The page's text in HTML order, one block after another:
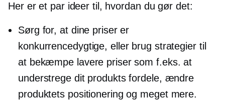
Her er et par ideer til, hvordan du gør det:
Sørg for, at dine priser er
konkurrencedygtige, eller brug strategier til
at bekæmpe lavere priser som f.eks. at
understrege dit produkts fordele, ændre
produktets positionering og meget mere.